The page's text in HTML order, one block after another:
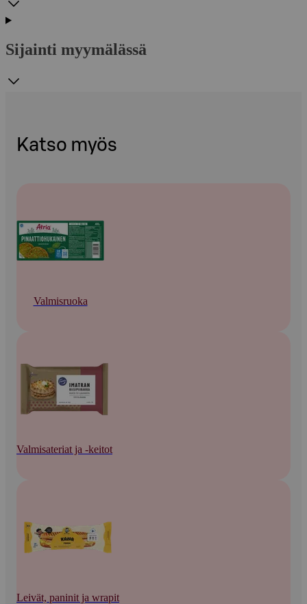
Sijainti myymälässä
Katso myös
Valmisruoka
Valmisateriat ja -keitot
Leivät, paninit ja wrapit